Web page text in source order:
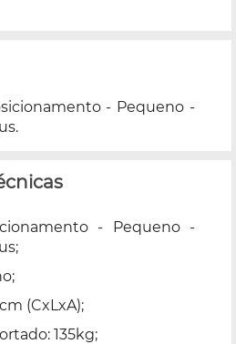
- Pequeno -
- Pequeno -
(CxLxA);
135kg;